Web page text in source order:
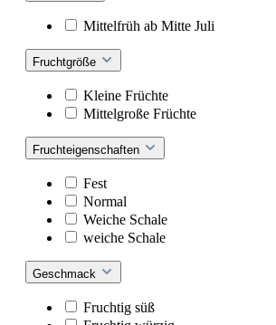
Mittelfrüh ab Mitte Juli
Fruchtgröße
Kleine Früchte
Mittelgroße Früchte
Fruchteigenschaften
Fest
Normal
Weiche Schale
weiche Schale
Geschmack
Fruchtig süß